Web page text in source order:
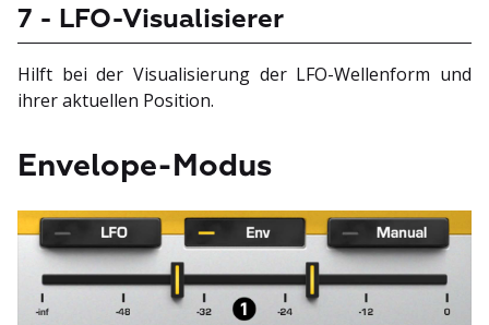
7 - LFO-Visualisierer
Hilft bei der Visualisierung der LFO-Wellenform und
ihrer aktuellen Position.
Envelope-Modus